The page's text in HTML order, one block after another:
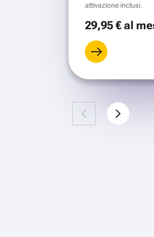
attivazione inclusi.
29,95 €al